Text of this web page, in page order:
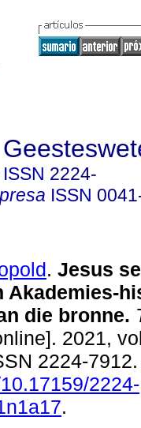
ISSN 2224-
ISSN
. Jesus
Akademies-
die bronne.
2021,
2224-
2224-
.